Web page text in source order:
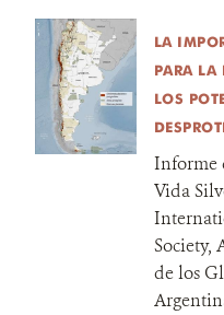
LA
PARA
LOS
Informe
Vida
Society,
de los